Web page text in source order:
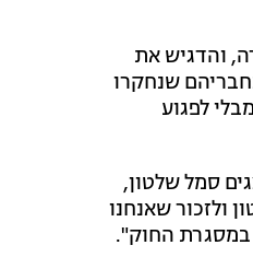
והדגיש את
שנחקרו
לפגוע
סמל שלטון,
ולזכור שאנחנו
במסגרת החוק".